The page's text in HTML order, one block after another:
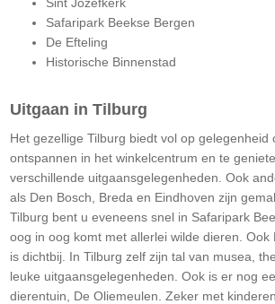
Safaripark Beekse Bergen
De Efteling
Historische Binnenstad
Uitgaan in Tilburg
Het gezellige Tilburg biedt vol op gelegenheid
ontspannen in het winkelcentrum en te
verschillende uitgaansgelegenheden. Ook
als Den Bosch, Breda en Eindhoven zijn
Tilburg bent u eveneens snel in Safaripark
oog in oog komt met allerlei wilde dieren. Ook
is dichtbij. In Tilburg zelf zijn tal van musea,
leuke uitgaansgelegenheden. Ook is er nog
dierentuin, De Oliemeulen. Zeker met